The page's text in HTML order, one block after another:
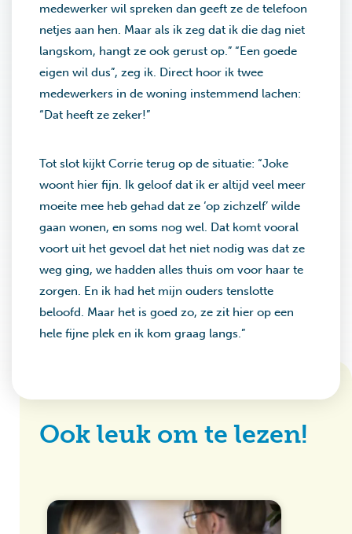
medewerker wil spreken dan geeft ze de telefoon
netjes aan hen. Maar als ik zeg dat ik die dag niet
langskom, hangt ze ook gerust op.” “Een goede
eigen wil dus”, zeg ik. Direct hoor ik twee
medewerkers in de woning instemmend lachen:
“Dat heeft ze zeker!”
Tot slot kijkt Corrie terug op de situatie: “Joke
woont hier fijn. Ik geloof dat ik er altijd veel meer
moeite mee heb gehad dat ze ‘op zichzelf’ wilde
gaan wonen, en soms nog wel. Dat komt vooral
voort uit het gevoel dat het niet nodig was dat ze
weg ging, we hadden alles thuis om voor haar te
zorgen. En ik had het mijn ouders tenslotte
beloofd. Maar het is goed zo, ze zit hier op een
hele fijne plek en ik kom graag langs.”
Ook leuk om te lezen!